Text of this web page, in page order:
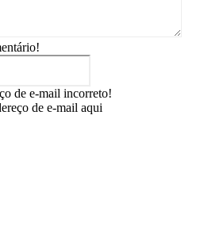
de e-mail incorreto!
de e-mail aqui